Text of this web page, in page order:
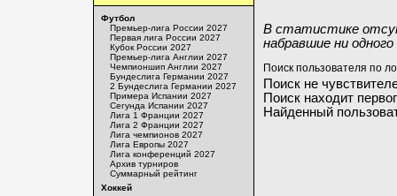
Футбол
Премьер-лига России 2027
Первая лига России 2027
Кубок России 2027
Премьер-лига Англии 2027
Чемпионшип Англии 2027
Бундеслига Германии 2027
2 Бундеслига Германии 2027
Примера Испании 2027
Сегунда Испании 2027
Лига 1 Франции 2027
Лига 2 Франции 2027
Лига чемпионов 2027
Лига Европы 2027
Лига конференций 2027
Архив турниров
Суммарный рейтинг
Хоккей
В статистике
набравшие ни одного
Поиск пользователя по
Поиск не
Поиск находит
Найденный